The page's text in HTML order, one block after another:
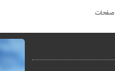
صفحات